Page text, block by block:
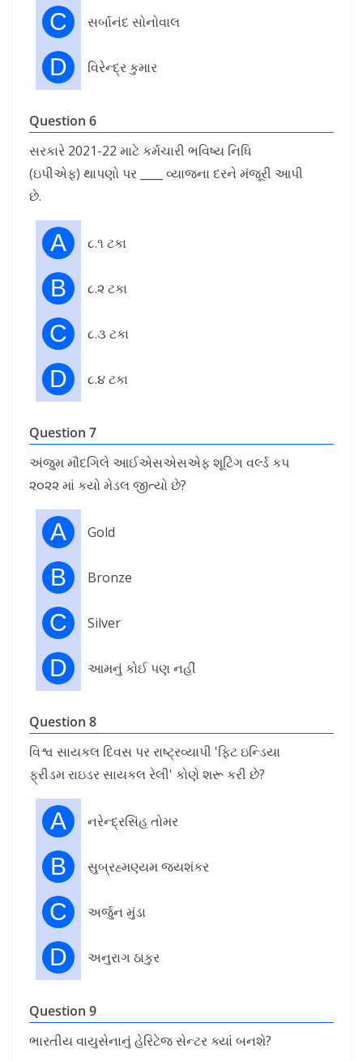
C સર્બાનંદ સોનોવાલ
D વિરેન્દ્ર કુમાર
Question 6
સરકારે 2021-22 માટે કર્મચારી ભવિષ્ય નિધિ
(ઇપીએફ) થાપણો પર ____ વ્યાજના દરને મંજૂરી આપી
છે.
A ૮.૧ ટકા
B ૮.૨ ટકા
C ૮.૩ ટકા
D ૮.૪ ટકા
Question 7
અંજુમ મૌદગિલે આઈએસએસએફ શૂટિંગ વર્લ્ડ કપ
૨૦૨૨ માં કયો મેડલ જીત્યો છે?
A Gold
B Bronze
C Silver
D આમનું કોઈ પણ નહીં
Question 8
વિશ્વ સાયકલ દિવસ પર રાષ્ટ્રવ્યાપી 'ફિટ ઇન્ડિયા
ફ્રીડમ રાઇડર સાયકલ રેલી' કોણે શરૂ કરી છે?
A નરેન્દ્રસિંહ તોમર
B સુબ્રહ્મણ્યમ જયશંકર
C અર્જુન મુંડા
D અનુરાગ ઠાકુર
Question 9
ભારતીય વાયુસેનાનું હેરિટેજ સેન્ટર ક્યાં બનશે?